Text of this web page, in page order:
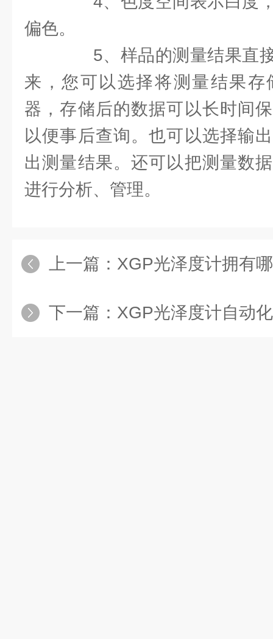
偏色。
5、样品的测量结果直接
来，您可以选择将测量结果
器，存储后的数据可以长时间
以便事后查询。也可以选择输
出测量结果。还可以把测量数
进行分析、管理。
上一篇： XGP光泽度计拥有
下一篇： XGP光泽度计自动化